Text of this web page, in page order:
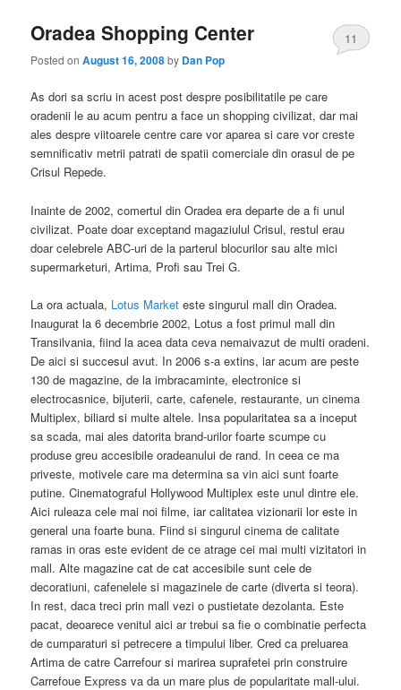
Oradea Shopping Center
Posted onAugust 16, 2008by Dan Pop
11
As dori sa scriu in acest post despre posibilitatile pe care
oradenii le au acum pentru a face un shopping civilizat, dar mai
ales despre viitoarele centre care vor aparea si care vor creste
semnificativ metrii patrati de spatii comerciale din orasul de pe
Crisul Repede.
Inainte de 2002, comertul din Oradea era departe de a fi unul
civilizat. Poate doar exceptand magaziulul Crisul, restul erau
doar celebrele ABC-uri de la parterul blocurilor sau alte mici
supermarketuri, Artima, Profi sau Trei G.
La ora actuala, Lotus Market este singurul mall din Oradea.
Inaugurat la 6 decembrie 2002, Lotus a fost primul mall din
Transilvania, fiind la acea data ceva nemaivazut de multi oradeni.
De aici si succesul avut. In 2006 s-a extins, iar acum are peste
130 de magazine, de la imbracaminte, electronice si
electrocasnice, bijuterii, carte, cafenele, restaurante, un cinema
Multiplex, biliard si multe altele. Insa popularitatea sa a inceput
sa scada, mai ales datorita brand-urilor foarte scumpe cu
produse greu accesibile oradeanului de rand. In ceea ce ma
priveste, motivele care ma determina sa vin aici sunt foarte
putine. Cinematograful Hollywood Multiplex este unul dintre ele.
Aici ruleaza cele mai noi filme, iar calitatea vizionarii lor este in
general una foarte buna. Fiind si singurul cinema de calitate
ramas in oras este evident de ce atrage cei mai multi vizitatori in
mall. Alte magazine cat de cat accesibile sunt cele de
decoratiuni, cafenelele si magazinele de carte (diverta si teora).
In rest, daca treci prin mall vezi o pustietate dezolanta. Este
pacat, deoarece venitul aici ar trebui sa fie o combinatie perfecta
de cumparaturi si petrecere a timpului liber. Cred ca preluarea
Artima de catre Carrefour si marirea suprafetei prin construire
Carrefoue Express va da un mare plus de popularitate mall-ului.